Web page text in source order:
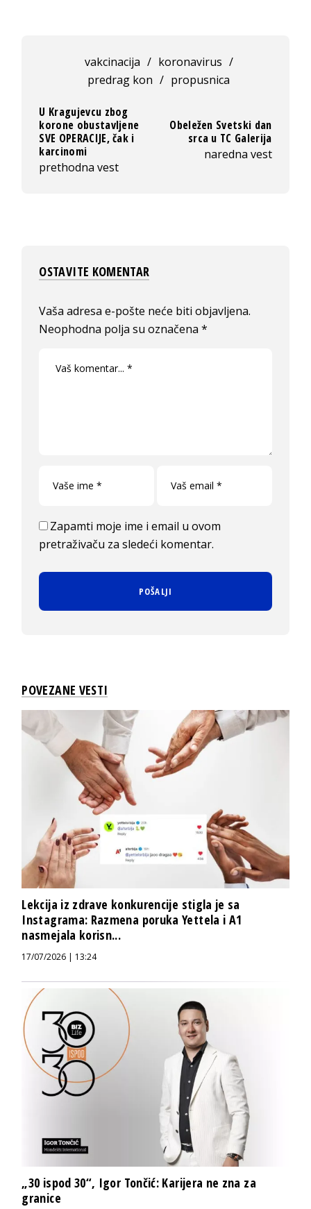
vakcinacija / koronavirus /
predrag kon / propusnica
U Kragujevcu zbog
korone obustavljene
SVE OPERACIJE, čak i
karcinomi
prethodna vest
Obeležen Svetski dan
srca u TC Galerija
naredna vest
OSTAVITE KOMENTAR
Vaša adresa e-pošte neće biti objavljena.
Neophodna polja su označena*
Zapamti moje ime i email u ovom
pretraživaču za sledeći komentar.
POVEZANE VESTI
Lekcija iz zdrave konkurencije stigla je sa
Instagrama: Razmena poruka Yettela i A1
nasmejala korisn...
17/07/2026 | 13:24
„30 ispod 30“, Igor Tončić: Karijera ne zna za
granice